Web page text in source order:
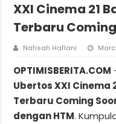
XXI Cinema 21
Terbaru
Nafisah Haflani
OPTIMISBERITA.COM
Ubertos XXI Cinema
Terbaru Coming
dengan HTM.